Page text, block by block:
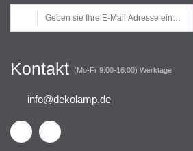
Kontakt (Mo-Fr 9:00-16:00) Werktage
info@dekolamp.de